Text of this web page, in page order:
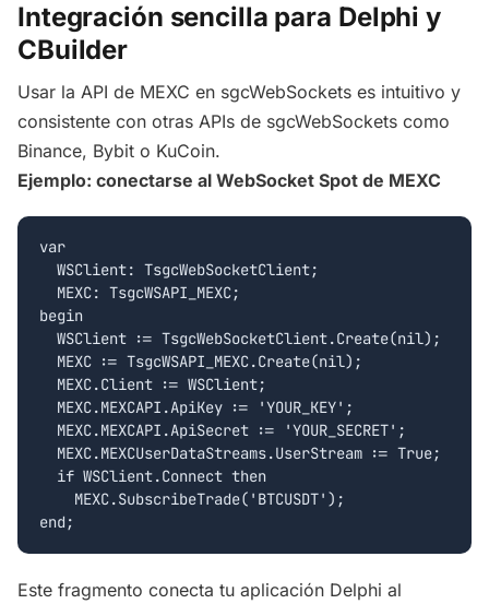
Integración sencilla para Delphi y
CBuilder
Usar la API de MEXC en sgcWebSockets es intuitivo y
consistente con otras APIs de sgcWebSockets como
Binance, Bybit o KuCoin.
Ejemplo: conectarse al WebSocket Spot de MEXC
var
  WSClient: TsgcWebSocketClient;
  MEXC: TsgcWSAPI_MEXC;
begin
  WSClient := TsgcWebSocketClient.Create(nil);
  MEXC := TsgcWSAPI_MEXC.Create(nil);
  MEXC.Client := WSClient;
  MEXC.MEXCAPI.ApiKey := 'YOUR_KEY';
  MEXC.MEXCAPI.ApiSecret := 'YOUR_SECRET';
  MEXC.MEXCUserDataStreams.UserStream := True;
  if WSClient.Connect then
    MEXC.SubscribeTrade('BTCUSDT');
Este fragmento conecta tu aplicación Delphi al